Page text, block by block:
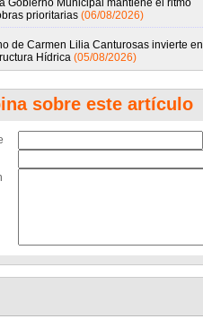
Gobierno Municipal mantiene el ritmo
prioritarias (06/08/2026)
de Carmen Lilia Canturosas invierte en
Hídrica (05/08/2026)
sobre este artículo